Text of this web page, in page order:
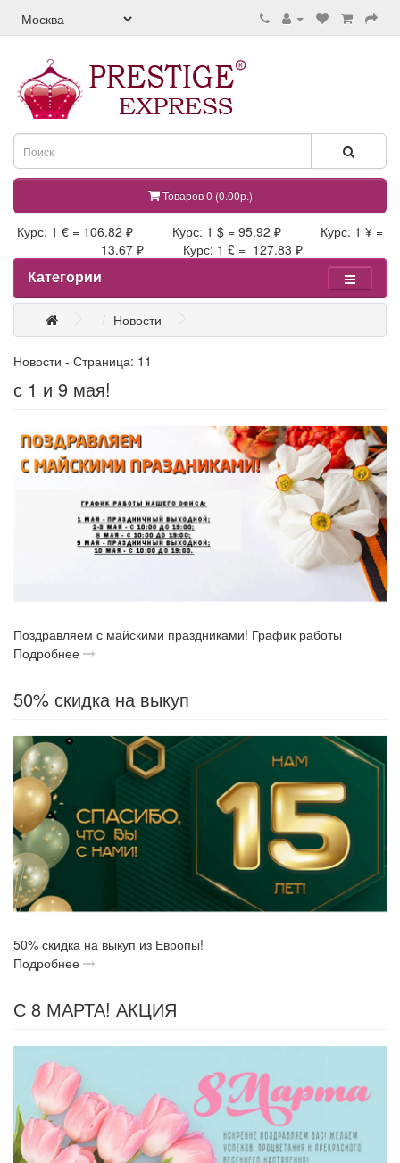
Товаров 0 (0.00р.)
Курс: 1 € = 106.82 ₽ Курс: 1 $ = 95.92 ₽ Курс: 1 ¥ =
13.67 ₽ Курс: 1 £ = 127.83 ₽
Категории
Новости
Новости - Страница: 11
с 1 и 9 мая!
Поздравляем с майскими праздниками! График работы
Подробнее
50% скидка на выкуп
50% скидка на выкуп из Европы!
Подробнее
С 8 МАРТА! АКЦИЯ